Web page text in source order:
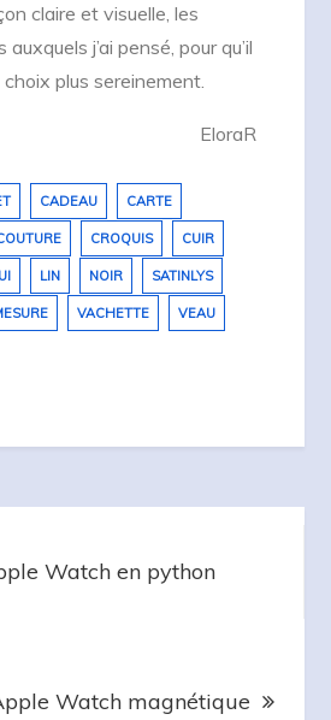
claire et visuelle, les
j’ai pensé, pour qu’il
plus sereinement.
EloraR
CADEAU CARTE
CROQUIS CUIR
LIN NOIR SATINLYS
VACHETTE VEAU
Watch en python
Watch magnétique